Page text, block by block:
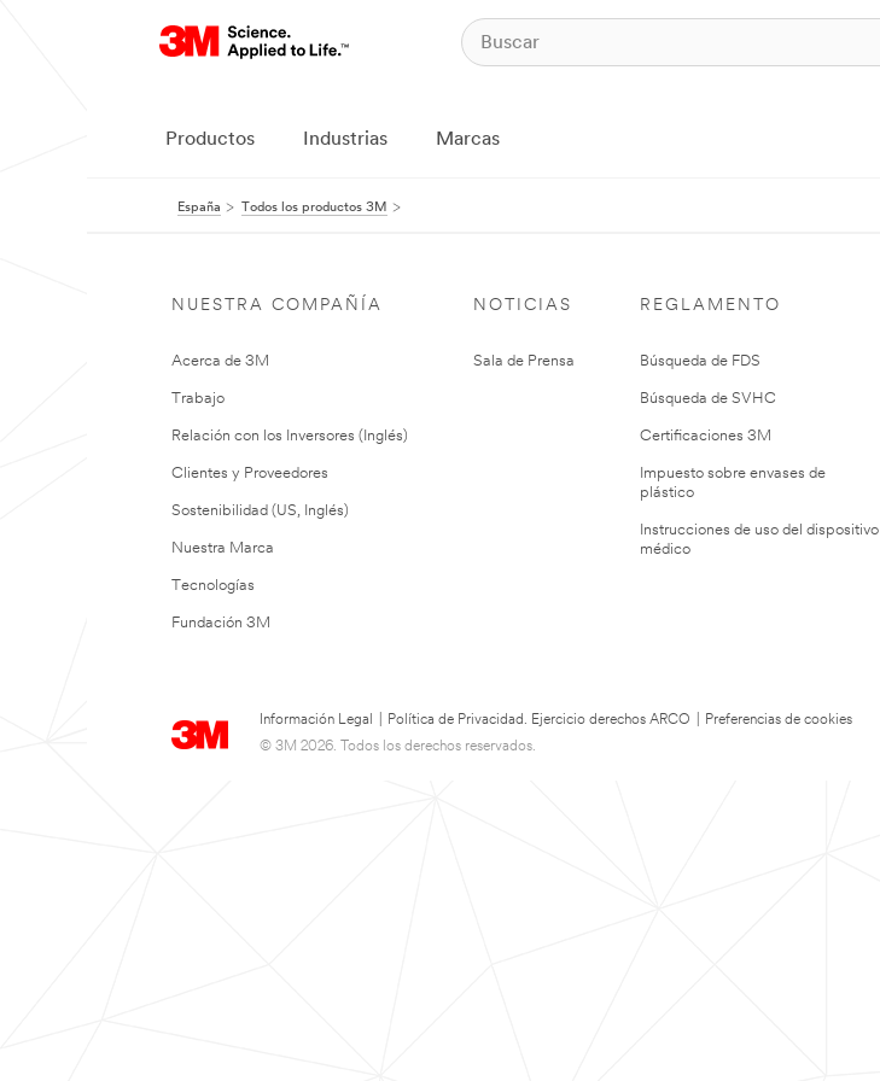
Productos Industrias Marcas
España Todos los productos 3M
NUESTRA COMPAÑÍA
Acerca de 3M
Trabajo
Relación con los Inversores (Inglés)
Clientes y Proveedores
Sostenibilidad (US, Inglés)
Nuestra Marca
Tecnologías
Fundación 3M
NOTICIAS
Sala de Prensa
REGLAMENTO
Búsqueda de FDS
Búsqueda de SVHC
Certificaciones 3M
Impuesto sobre envases de
plástico
Instrucciones de uso del dispositivo
médico
Información Legal Política de Privacidad. Ejercicio derechos ARCO
Preferencias de cookies
© 3M 2026. Todos los derechos reservados.